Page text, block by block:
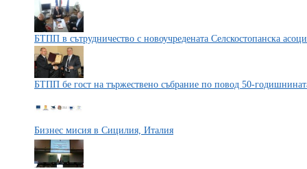
БТПП в сътрудничество с новоучредената Селскостопанска
БТПП бе гост на тържествено събрание по повод 50-
Бизнес мисия в Сицилия, Италия